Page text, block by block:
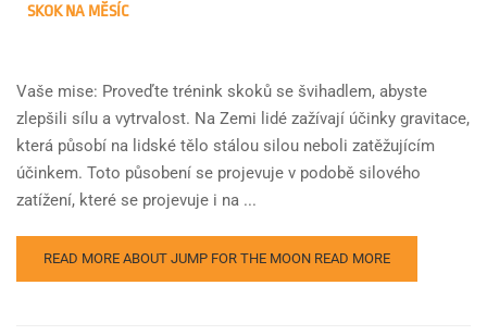
SKOK NA MĚSÍC
Vaše mise: Proveďte trénink skoků se švihadlem, abyste
zlepšili sílu a vytrvalost. Na Zemi lidé zažívají účinky gravitace,
která působí na lidské tělo stálou silou neboli zatěžujícím
účinkem. Toto působení se projevuje v podobě silového
zatížení, které se projevuje i na ...
READ MORE ABOUT JUMP FOR THE MOON READ MORE